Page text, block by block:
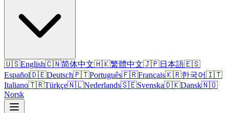
🇺🇸English🇨🇳简体中文🇭🇰繁體中文🇯🇵日本語🇪🇸
Español🇩🇪Deutsch🇵🇹Português🇫🇷Français🇰🇷한국어🇮🇹
Italiano🇹🇷Türkçe🇳🇱Nederlands🇸🇪Svenska🇩🇰Dansk🇳🇴
Norsk